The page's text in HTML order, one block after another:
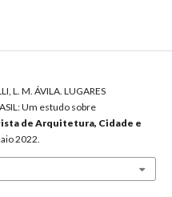
L. M. ÁVILA. LUGARES
Um estudo sobre
de Arquitetura, Cidade e
2022.